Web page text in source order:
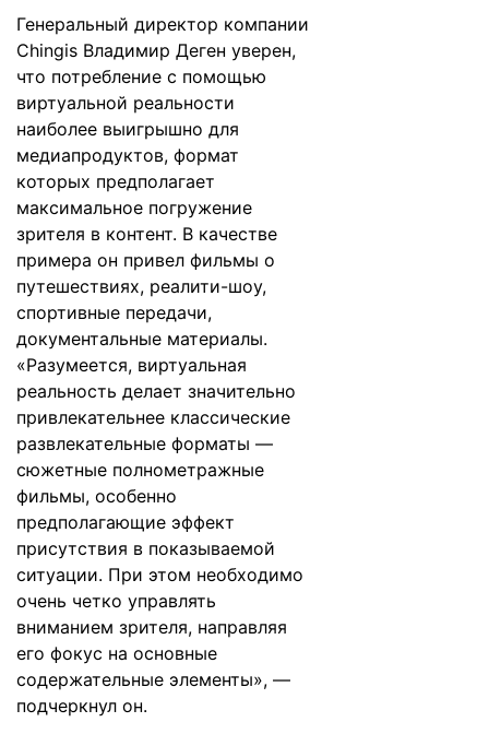
Генеральный директор компании
Chingis Владимир Деген уверен,
что потребление с помощью
виртуальной реальности
наиболее выигрышно для
медиапродуктов, формат
которых предполагает
максимальное погружение
зрителя в контент. В качестве
примера он привел фильмы о
путешествиях, реалити-шоу,
спортивные передачи,
документальные материалы.
«Разумеется, виртуальная
реальность делает значительно
привлекательнее классические
развлекательные форматы —
сюжетные полнометражные
фильмы, особенно
предполагающие эффект
присутствия в показываемой
ситуации. При этом необходимо
очень четко управлять
вниманием зрителя, направляя
его фокус на основные
содержательные элементы», —
подчеркнул он.